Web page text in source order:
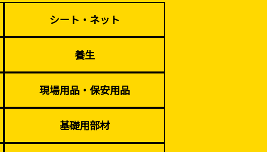
（リサイクル）
シート・ネット
養生
現場用品・保安用品
基礎用部材